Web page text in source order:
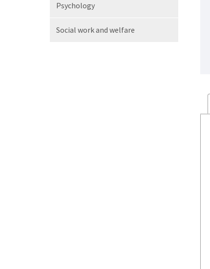
Psychology
Social work and welfare